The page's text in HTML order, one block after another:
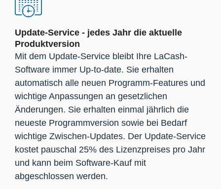
Update-Service - jedes Jahr die aktuelle
Produktversion
Mit dem Update-Service bleibt Ihre LaCash-
Software immer Up-to-date. Sie erhalten
automatisch alle neuen Programm-Features und
wichtige Anpassungen an gesetzlichen
Änderungen. Sie erhalten einmal jährlich die
neueste Programmversion sowie bei Bedarf
wichtige Zwischen-Updates. Der Update-Service
kostet pauschal 25% des Lizenzpreises pro Jahr
und kann beim Software-Kauf mit
abgeschlossen werden.